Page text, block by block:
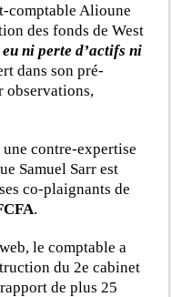
comptable Alioune
des fonds de West
ni perte d’actifs ni
dans son pré-
observations,
contre-expertise
Samuel Sarr est
co-plaignants de
.
le comptable a
du 2e cabinet
de plus 25